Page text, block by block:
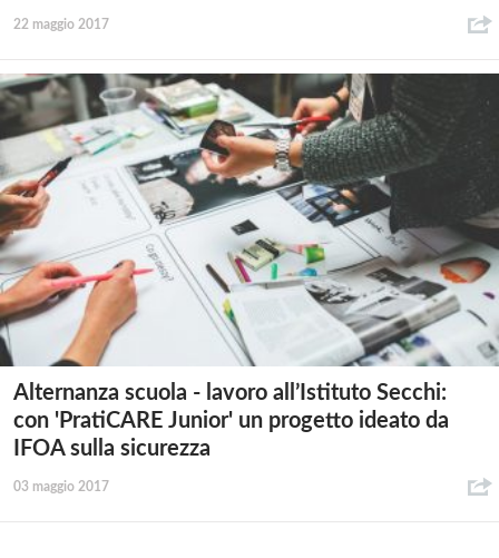
22 maggio 2017
Alternanza scuola - lavoro all’Istituto Secchi:
con 'PratiCARE Junior' un progetto ideato da
IFOA sulla sicurezza
03 maggio 2017